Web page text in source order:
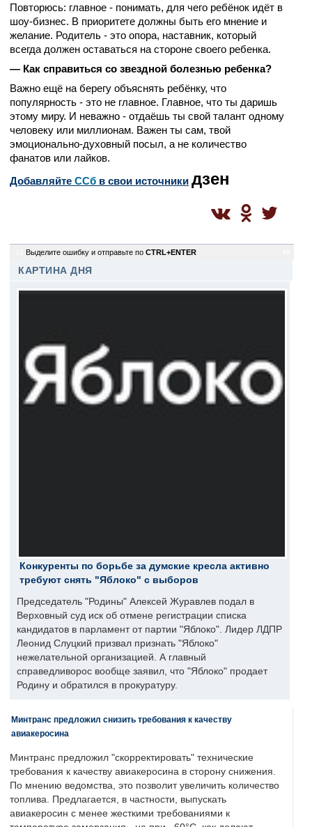
Повторюсь: главное - понимать, для чего ребёнок идёт в
шоу-бизнес. В приоритете должны быть его мнение и
желание. Родитель - это опора, наставник, который
всегда должен оставаться на стороне своего ребенка.
— Как справиться со звездной болезнью ребенка?
Важно ещё на берегу объяснять ребёнку, что
популярность - это не главное. Главное, что ты даришь
этому миру. И неважно - отдаёшь ты свой талант одному
человеку или миллионам. Важен ты сам, твой
эмоционально-духовный посыл, а не количество
фанатов или лайков.
Добавляйте CСб в свои источники дзен
Выделите ошибку и отправьте по CTRL+ENTER
КАРТИНА ДНЯ
Конкуренты по борьбе за думские кресла активно
требуют снять "Яблоко" с выборов
Председатель "Родины" Алексей Журавлев подал в
Верховный суд иск об отмене регистрации списка
кандидатов в парламент от партии "Яблоко". Лидер ЛДПР
Леонид Слуцкий призвал признать "Яблоко"
нежелательной организацией. А главный
справедливорос вообще заявил, что "Яблоко" продает
Родину и обратился в прокуратуру.
Минтранс предложил снизить требования к качеству
авиакеросина
Минтранс предложил "скорректировать" технические
требования к качеству авиакеросина в сторону снижения.
По мнению ведомства, это позволит увеличить количество
топлива. Предлагается, в частности, выпускать
авиакеросин с менее жесткими требованиями к